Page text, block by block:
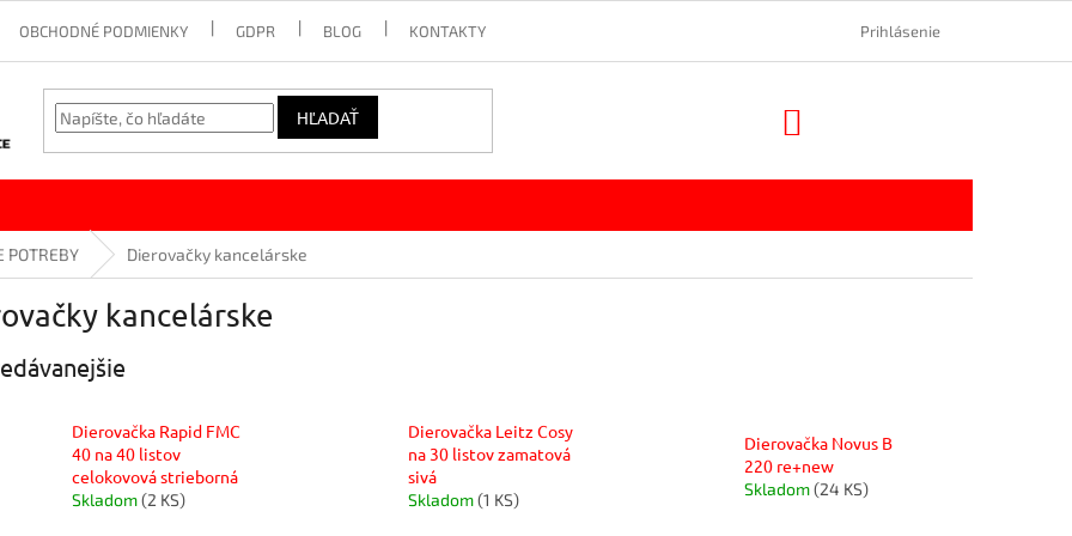
OBCHODNÉ PODMIENKY GDPR BLOG KONTAKTY Prihlásenie
HĽADAŤ
POTREBY Dierovačky kancelárske
kancelárske
Dierovačka Rapid FMC
40 na 40 listov
celokovová strieborná
Skladom(2 KS)
Dierovačka Leitz Cosy
na 30 listov zamatová
sivá
Skladom(1 KS)
Dierovačka Novus B
220 re+new
Skladom(24 KS)